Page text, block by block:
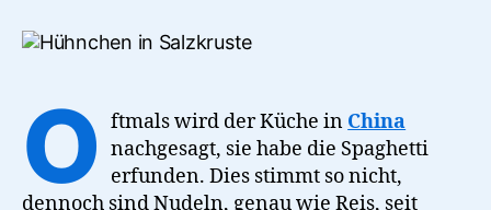
O ftmals wird der Küche in China
nachgesagt, sie habe die Spaghetti
erfunden. Dies stimmt so nicht,
dennoch sind Nudeln, genau wie Reis, seit